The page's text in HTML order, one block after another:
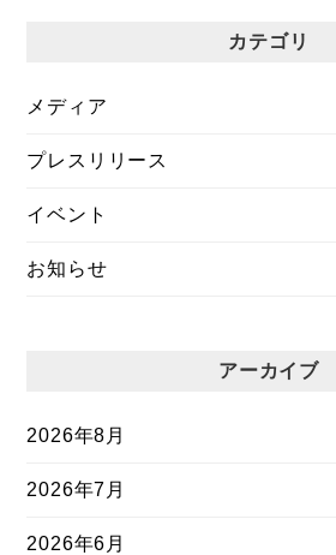
カテゴリ
メディア
プレスリリース
イベント
お知らせ
アーカイブ
2026年8月
2026年7月
2026年6月